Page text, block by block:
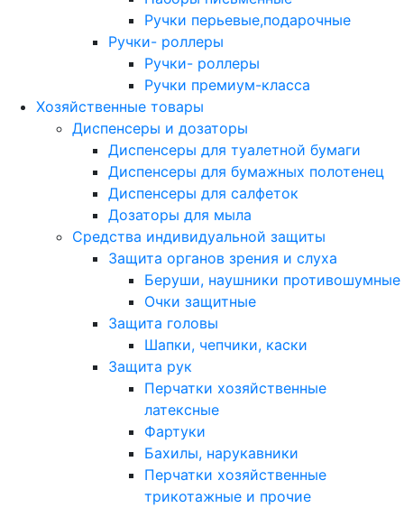
Ручки перьевые,подарочные
Ручки- роллеры
Ручки- роллеры
Ручки премиум-класса
Хозяйственные товары
Диспенсеры и дозаторы
Диспенсеры для туалетной бумаги
Диспенсеры для бумажных полотенец
Диспенсеры для салфеток
Дозаторы для мыла
Средства индивидуальной защиты
Защита органов зрения и слуха
Беруши, наушники противошумные
Очки защитные
Защита головы
Шапки, чепчики, каски
Защита рук
Перчатки хозяйственные
латексные
Фартуки
Бахилы, нарукавники
Перчатки хозяйственные
трикотажные и прочие